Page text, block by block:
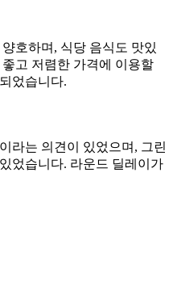
호하며, 식당 음식도 맛있
고 저렴한 가격에 이용할
었습니다.
라는 의견이 있었으며, 그린
었습니다. 라운드 딜레이가